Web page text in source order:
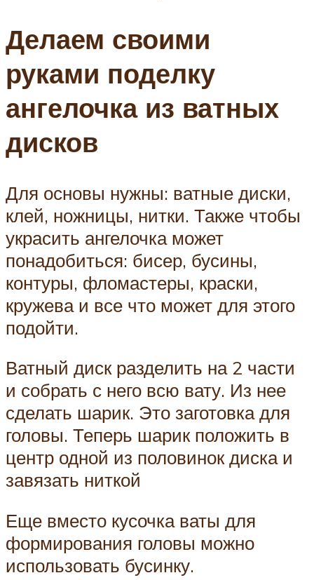
Делаем своими
руками поделку
ангелочка из ватных
дисков
Для основы нужны: ватные диски,
клей, ножницы, нитки. Также чтобы
украсить ангелочка может
понадобиться: бисер, бусины,
контуры, фломастеры, краски,
кружева и все что может для этого
подойти.
Ватный диск разделить на 2 части
и собрать с него всю вату. Из нее
сделать шарик. Это заготовка для
головы. Теперь шарик положить в
центр одной из половинок диска и
завязать ниткой
Еще вместо кусочка ваты для
формирования головы можно
использовать бусинку.